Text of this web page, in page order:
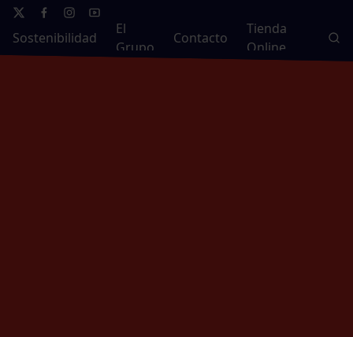
Sostenibilidad
El
Grupo
Contacto
Tienda
Online